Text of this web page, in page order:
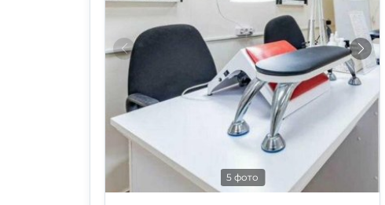
5 фото